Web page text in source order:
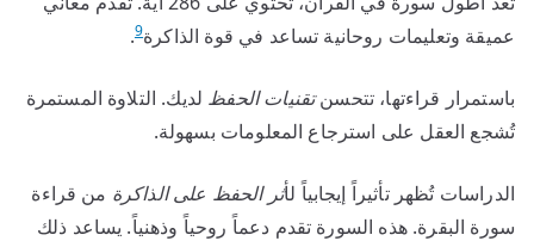
عميقة وتعليمات روحانية تساعد في قوة الذاكرة9
.
باستمرار قراءتها، تتحسنتقنيات الحفظ لديك. التلاوة المستمرة
تُشجع العقل على استرجاع المعلومات بسهولة.
الدراسات تُظهر تأثيراً إيجابياً لأثر الحفظ على الذاكرة من قراءة
سورة البقرة. هذه السورة تقدم دعماً روحياً وذهنياً. يساعد ذلك